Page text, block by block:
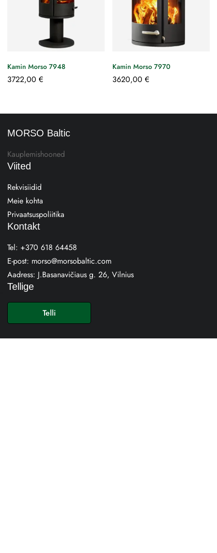
Kamin Morso 7948
3722,00 €
Kamin Morso 7970
3620,00 €
MORSO Baltic
Kauplemishooned
Viited
Rekvisiidid
Meie kohta
Privaatsuspoliitika
Kontakt
Tel: +370 618 64458
E-post: morso@morsobaltic.com
Aadress: J.Basanavičiaus g. 26, Vilnius
Tellige
Telli